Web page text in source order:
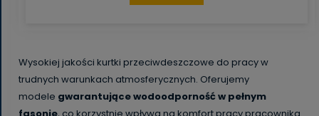
Wysokiej jakości kurtki przeciwdeszczowe do pracy w
trudnych warunkach atmosferycznych. Oferujemy
modele gwarantujące wodoodporność w pełnym
fasonie, co korzystnie wpływa na komfort pracy pracownika